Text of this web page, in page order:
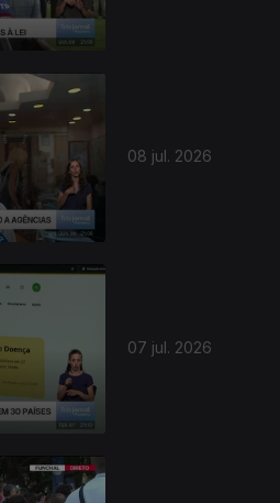
08 jul. 2026
07 jul. 2026